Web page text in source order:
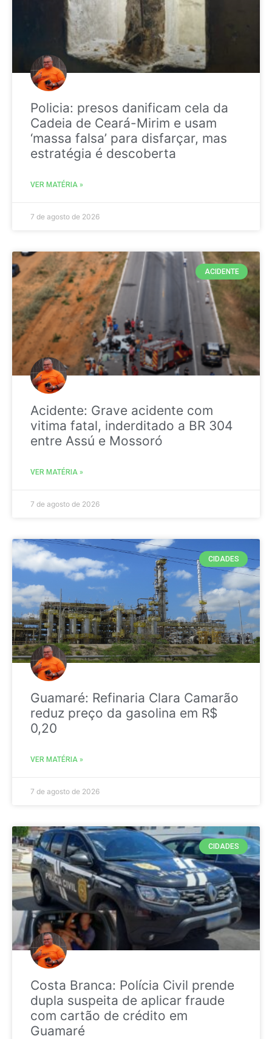
Policia: presos danificam cela da
Cadeia de Ceará-Mirim e usam
‘massa falsa’ para disfarçar, mas
estratégia é descoberta
VER MATÉRIA »
7 de agosto de 2026
ACIDENTE
Acidente: Grave acidente com
vitima fatal, inderditado a BR 304
entre Assú e Mossoró
VER MATÉRIA »
7 de agosto de 2026
CIDADES
Guamaré: Refinaria Clara Camarão
reduz preço da gasolina em R$
0,20
VER MATÉRIA »
7 de agosto de 2026
CIDADES
Costa Branca: Polícia Civil prende
dupla suspeita de aplicar fraude
com cartão de crédito em
Guamaré